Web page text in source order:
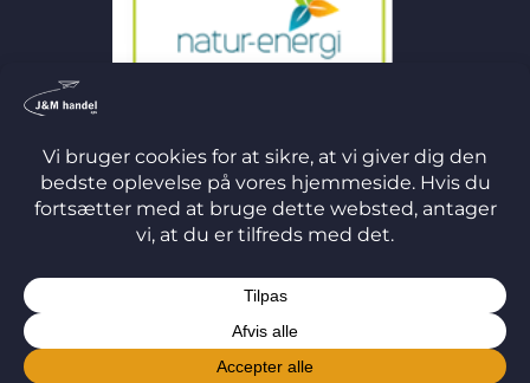
©
2026 J&M Handel ApS